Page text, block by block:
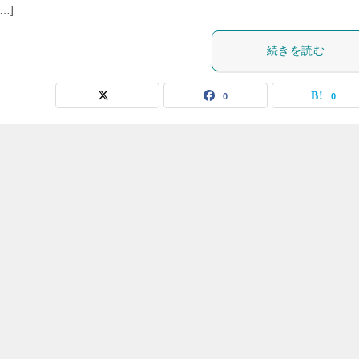
続きを読む
0 0